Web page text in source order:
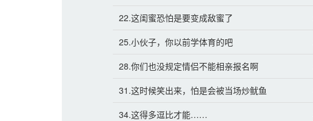
22.这闺蜜恐怕是要变成敌蜜了
25.小伙子，你以前学体育的吧
28.你们也没规定情侣不能相亲报名啊
31.这时候笑出来，怕是会被当场炒鱿鱼
34.这得多逗比才能……